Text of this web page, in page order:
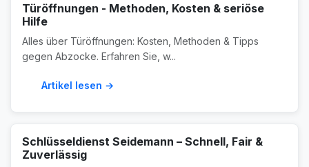
Türöffnungen - Methoden, Kosten & seriöse
Hilfe
Alles über Türöffnungen: Kosten, Methoden & Tipps
gegen Abzocke. Erfahren Sie, w...
Artikel lesen →
Schlüsseldienst Seidemann – Schnell, Fair &
Zuverlässig